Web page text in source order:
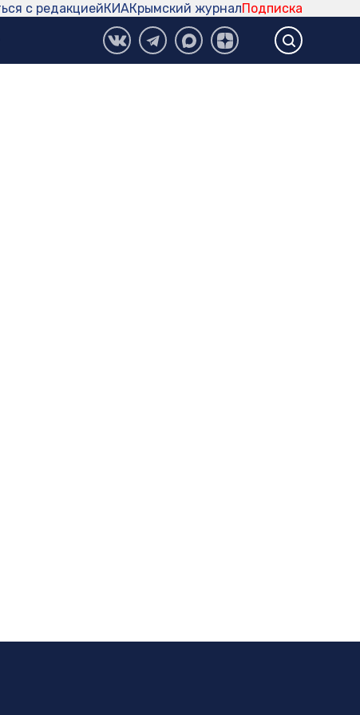
Подписка
Крымский журнал
КИА
с редакцией